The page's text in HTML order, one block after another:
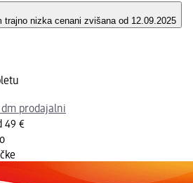
trajno nizka cenani zvišana od 12.09.2025
prodajalni
49 €